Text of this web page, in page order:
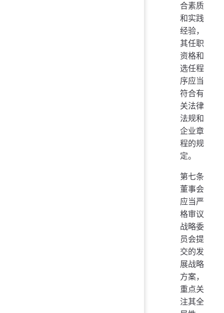
合素质
和实践
经验，
其任职
资格和
选任程
序应当
符合有
关法律
法规和
企业章
程的规
定。
第七条
董事会
应当严
格审议
战略委
员会提
交的发
展战略
方案，
重点关
注其全